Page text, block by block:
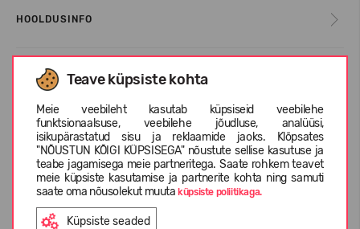
Teave küpsiste kohta
Meie veebileht kasutab küpsiseid veebilehe
funktsionaalsuse, veebilehe jõudluse, analüüsi,
isikupärastatud sisu ja reklaamide jaoks. Klõpsates
"NÕUSTUN KÕIGI KÜPSISEGA" nõustute sellise kasutuse ja
teabe jagamisega meie partneritega. Saate rohkem teavet
meie küpsiste kasutamise ja partnerite kohta ning samuti
saate oma nõusolekut muutaküpsiste poliitikaga.
Küpsiste seaded
HOOLDUSINFO
INFORMATSIOON KOHTA ECOALF
KLIENTIDE ARVUSTUSED (0)
Sarnased tooted